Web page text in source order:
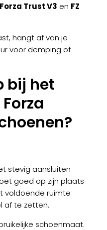
Forza Trust V3 en FZ
hangt af van je
voor demping of
bij het
stevig aansluiten
goed op zijn plaats
voldoende ruimte
af te zetten.
schoenmaat.